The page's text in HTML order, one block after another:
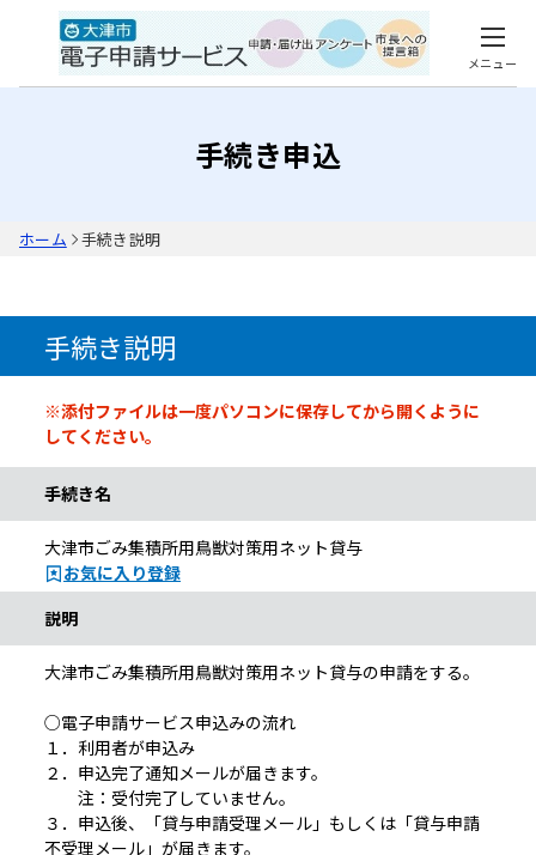
メニュー
手続き申込
ホーム 手続き説明
手続き説明
※添付ファイルは一度パソコンに保存してから開くように
してください。
手続き名
大津市ごみ集積所用鳥獣対策用ネット貸与
お気に入り登録
説明
大津市ごみ集積所用鳥獣対策用ネット貸与の申請をする。
○電子申請サービス申込みの流れ
１．利用者が申込み
２．申込完了通知メールが届きます。
注：受付完了していません。
３．申込後、「貸与申請受理メール」もしくは「貸与申請
不受理メール」が届きます。